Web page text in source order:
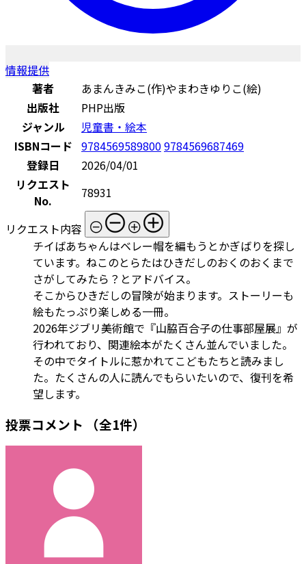
情報提供
著者
あまんきみこ(作)やまわきゆりこ(絵)
出版社
PHP出版
ジャンル
児童書・絵本
ISBNコード 97845695898009784569687469
登録日
2026/04/01
リクエスト
No.
78931
リクエスト内容
チイばあちゃんはベレー帽を編もうとかぎばりを探し
ています。ねこのとらたはひきだしのおくのおくまで
さがしてみたら？とアドバイス。
そこからひきだしの冒険が始まります。ストーリーも
絵もたっぷり楽しめる一冊。
2026年ジブリ美術館で『山脇百合子の仕事部屋展』が
行われており、関連絵本がたくさん並んでいました。
その中でタイトルに惹かれてこどもたちと読みまし
た。たくさんの人に読んでもらいたいので、復刊を希
望します。
投票コメント （全1件）